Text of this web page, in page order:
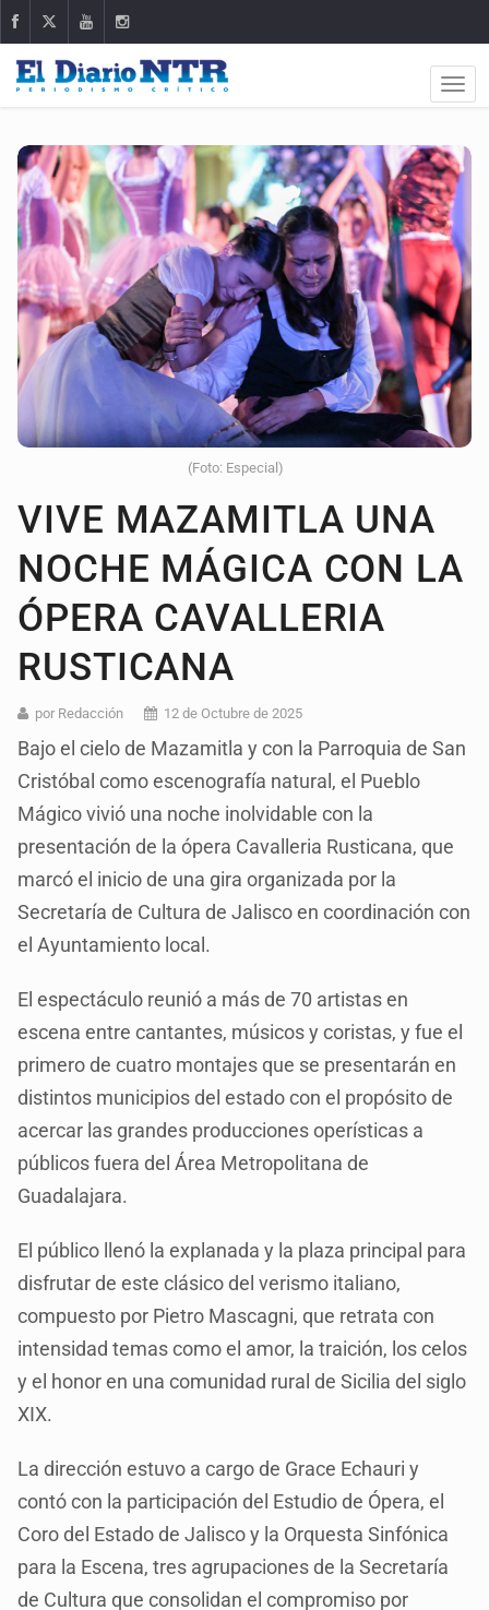
(Foto: Especial)
VIVE MAZAMITLA UNA
NOCHE MÁGICA CON LA
ÓPERA CAVALLERIA
RUSTICANA
por Redacción 12 de Octubre de 2025
Bajo el cielo de Mazamitla y con la Parroquia de San
Cristóbal como escenografía natural, el Pueblo
Mágico vivió una noche inolvidable con la
presentación de la ópera Cavalleria Rusticana, que
marcó el inicio de una gira organizada por la
Secretaría de Cultura de Jalisco en coordinación con
el Ayuntamiento local.
El espectáculo reunió a más de 70 artistas en
escena entre cantantes, músicos y coristas, y fue el
primero de cuatro montajes que se presentarán en
distintos municipios del estado con el propósito de
acercar las grandes producciones operísticas a
públicos fuera del Área Metropolitana de
Guadalajara.
El público llenó la explanada y la plaza principal para
disfrutar de este clásico del verismo italiano,
compuesto por Pietro Mascagni, que retrata con
intensidad temas como el amor, la traición, los celos
y el honor en una comunidad rural de Sicilia del siglo
XIX.
La dirección estuvo a cargo de Grace Echauri y
contó con la participación del Estudio de Ópera, el
Coro del Estado de Jalisco y la Orquesta Sinfónica
para la Escena, tres agrupaciones de la Secretaría
de Cultura que consolidan el compromiso por